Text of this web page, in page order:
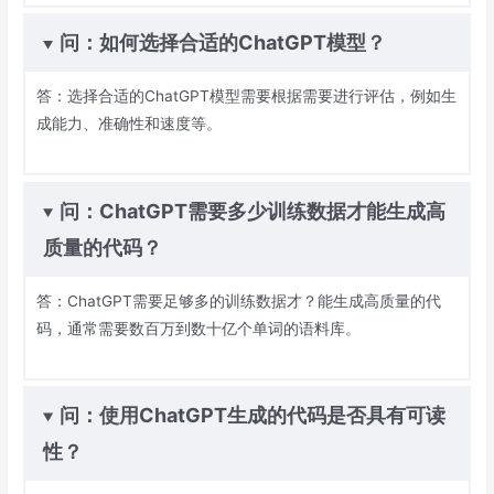
问：如何选择合适的ChatGPT模型？
答：选择合适的ChatGPT模型需要根据需要进行评估，例如生
成能力、准确性和速度等。
问：ChatGPT需要多少训练数据才能生成高
质量的代码？
答：ChatGPT需要足够多的训练数据才？能生成高质量的代
码，通常需要数百万到数十亿个单词的语料库。
问：使用ChatGPT生成的代码是否具有可读
性？